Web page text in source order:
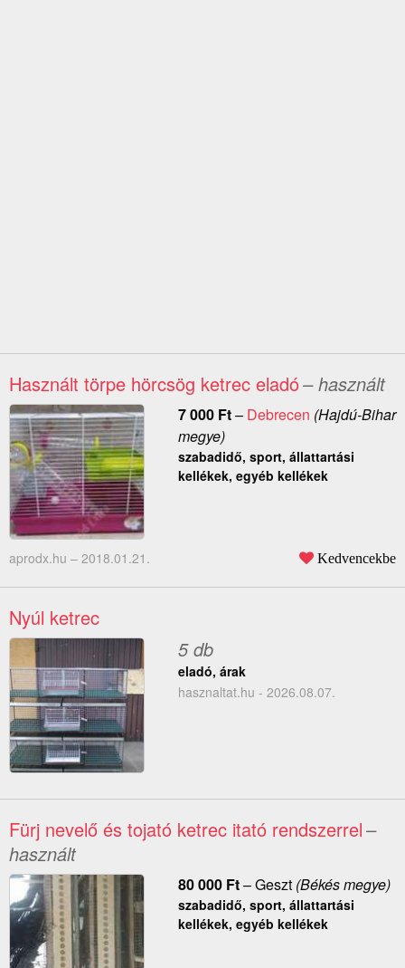
Használt törpe hörcsög ketrec eladó– használt
7 000 Ft– Debrecen (Hajdú-Bihar
megye)
szabadidő, sport, állattartási
kellékek, egyéb kellékek
aprodx.hu – 2018.01.21. Kedvencekbe
Nyúl ketrec
5 db
eladó, árak
hasznaltat.hu - 2026.08.07.
Fürj nevelő és tojató ketrec itató rendszerrel–
használt
80 000 Ft–Geszt(Békés megye)
szabadidő, sport, állattartási
kellékek, egyéb kellékek